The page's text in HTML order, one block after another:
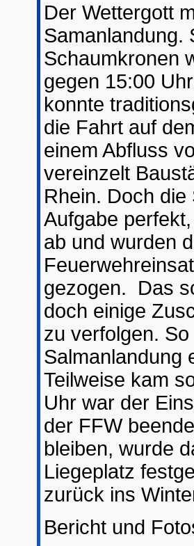
Der Wettergott
Samanlandung.
Schaumkronen
gegen 15:00
konnte
die Fahrt auf
einem Abfluss
vereinzelt
Rhein. Doch
Aufgabe
ab und wurden
gezogen. Das
doch einige
zu verfolgen.
Salmanlandung
Teilweise kam
Uhr war der
der FFW
bleiben, wurde
Liegeplatz
zurück ins
Bericht und